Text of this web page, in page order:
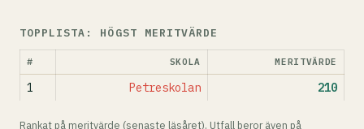
TOPPLISTA: HÖGST MERITVÄRDE
# SKOLA MERITVÄRDE
1 Petreskolan 210
Rankat på meritvärde (senaste läsåret). Utfall beror även på